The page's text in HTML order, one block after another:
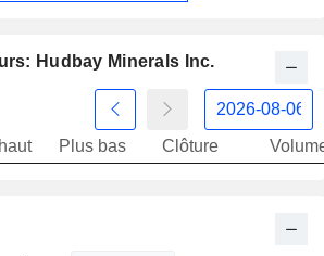
Hudbay Minerals Inc.
Plus bas Clôture